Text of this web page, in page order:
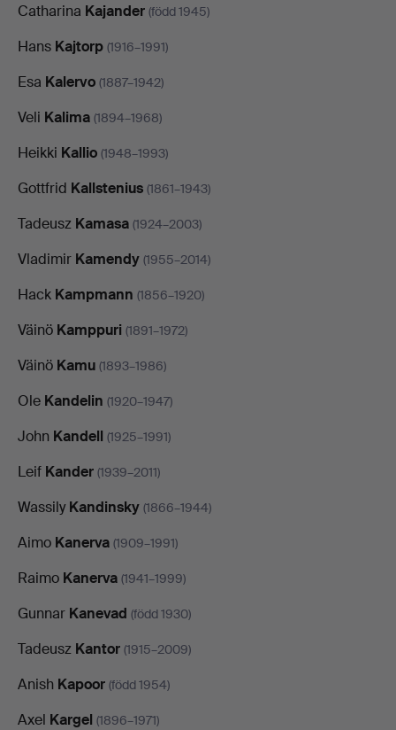
Catharina Kajander (född 1945)
Hans Kajtorp (1916–1991)
Esa Kalervo (1887–1942)
Veli Kalima (1894–1968)
Heikki Kallio (1948–1993)
Gottfrid Kallstenius (1861–1943)
Tadeusz Kamasa (1924–2003)
Vladimir Kamendy (1955–2014)
Hack Kampmann (1856–1920)
Väinö Kamppuri (1891–1972)
Väinö Kamu (1893–1986)
Ole Kandelin (1920–1947)
John Kandell (1925–1991)
Leif Kander (1939–2011)
WassilyKandinsky (1866–1944)
Aimo Kanerva (1909–1991)
Raimo Kanerva (1941–1999)
Gunnar Kanevad (född 1930)
Tadeusz Kantor (1915–2009)
Anish Kapoor (född 1954)
Axel Kargel (1896–1971)